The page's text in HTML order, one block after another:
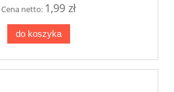
Cena netto: 1,99 zł
do koszyka